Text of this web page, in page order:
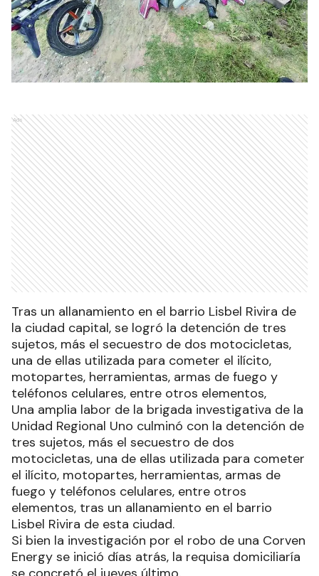
Ads
Tras un allanamiento en el barrio Lisbel Rivira de
la ciudad capital, se logró la detención de tres
sujetos, más el secuestro de dos motocicletas,
una de ellas utilizada para cometer el ilícito,
motopartes, herramientas, armas de fuego y
teléfonos celulares, entre otros elementos,
Una amplia labor de la brigada investigativa de la
Unidad Regional Uno culminó con la detención de
tres sujetos, más el secuestro de dos
motocicletas, una de ellas utilizada para cometer
el ilícito, motopartes, herramientas, armas de
fuego y teléfonos celulares, entre otros
elementos, tras un allanamiento en el barrio
Lisbel Rivira de esta ciudad.
Si bien la investigación por el robo de una Corven
Energy se inició días atrás, la requisa domiciliaría